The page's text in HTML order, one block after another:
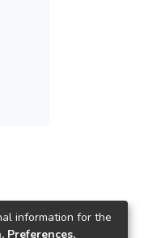
information for the
Preferences,